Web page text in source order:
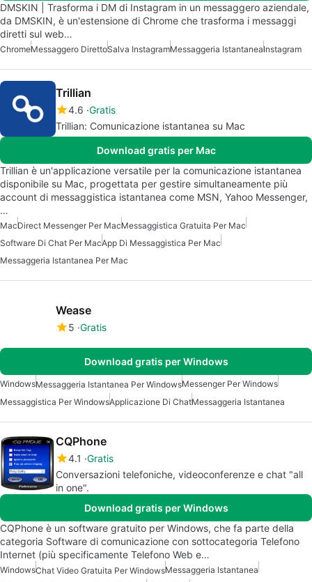
DMSKIN | Trasforma i DM di Instagram in un messaggero aziendale,
da DMSKIN, è un'estensione di Chrome che trasforma i messaggi
diretti sul web…
ChromeMessaggero DirettoSalva InstagramMessaggeria IstantaneaInstagram
Trillian
4.6 Gratis
Trillian: Comunicazione istantanea su Mac
Download gratis per Mac
Trillian è un'applicazione versatile per la comunicazione istantanea
disponibile su Mac, progettata per gestire simultaneamente più
account di messaggistica istantanea come MSN, Yahoo Messenger,
…
MacDirect Messenger Per MacMessaggistica Gratuita Per Mac
Software Di Chat Per MacApp Di Messaggistica Per Mac
Messaggeria Istantanea Per Mac
Wease
5 Gratis
Download gratis per Windows
WindowsMessaggeria Istantanea Per WindowsMessenger Per Windows
Messaggistica Per WindowsApplicazione Di ChatMessaggeria Istantanea
CQPhone
4.1 Gratis
Conversazioni telefoniche, videoconferenze e chat "all
in one".
Download gratis per Windows
CQPhone è un software gratuito per Windows, che fa parte della
categoria Software di comunicazione con sottocategoria Telefono
Internet (più specificamente Telefono Web e…
WindowsChat Video Gratuita Per WindowsMessaggeria Istantanea